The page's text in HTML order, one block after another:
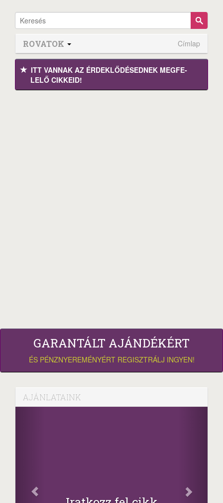
ROVATOK Címlap
ITT VANNAK AZ ÉRDEK­LŐDÉ­SEDNEK MEGFE­
LELŐ CIKKEID!
GARANTÁLT AJÁNDÉKÉRT
ÉS PÉNZNYEREMÉNYÉRT REGISZTRÁLJ INGYEN!
AJÁNLATAINK